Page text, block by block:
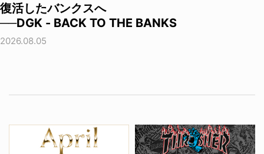
復活したバンクスへ
──DGK - BACK TO THE BANKS
2026.08.05